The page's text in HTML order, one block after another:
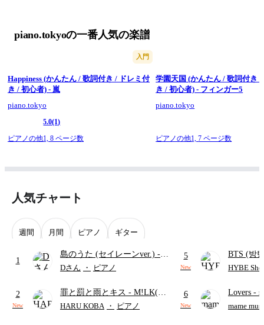
piano.tokyoの一番人気の楽譜
入門
Happiness (かんたん / 歌詞付き / ドレミ付
き / 初心者) - 嵐
piano.tokyo
5.0(1)
ピアノの他1, 8 ページ数
学園天国 (かんたん / 歌詞付き /
き / 初心者) - フィンガー5
piano.tokyo
ピアノの他1,7 ページ数
人気チャート
週間 月間 ピアノ ギター
1
島のうた (セイレーンver.) -
セイレーン(CV.鈴木みのり)
ード・ペダル付き/『映画ちい
かわ 人魚の島のひみつ』よ
Dさん ・ ピアノ
2
New
罪と罰と雨とキス - M!LK(佐
野勇斗&吉田仁人)
HARU KOBA ・ ピアノ
5
New
BTS (방
HYBE
6
New
Lovers -
ト)
mame